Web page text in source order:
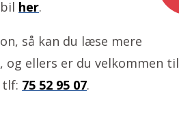
her.
så kan du læse mere
, og ellers er du velkommen til
tlf: 75 52 95 07.